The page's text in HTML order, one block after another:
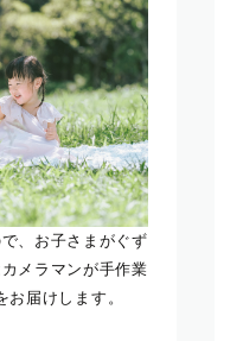
、お子さまがぐず
メラマンが手作業
届けします。